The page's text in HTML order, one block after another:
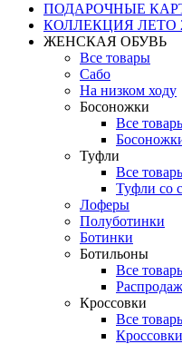
ПОДАРОЧНЫЕ
КОЛЛЕКЦИЯ ЛЕТО
ЖЕНСКАЯ ОБУВЬ
Все товары
Сабо
На низком ходу
Босоножки
Все
Туфли
Все
Туфли со
Лоферы
Полуботинки
Ботинки
Ботильоны
Все
Кроссовки
Все